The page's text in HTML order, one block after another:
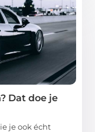
Dat doe je
je ook écht